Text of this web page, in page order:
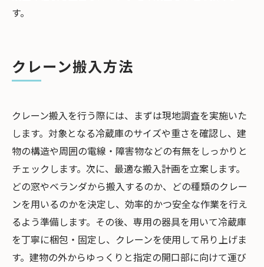
す。
クレーン搬入方法
クレーン搬入を行う際には、まずは現地調査を実施いた
します。対象となる冷蔵庫のサイズや重さを確認し、建
物の構造や周囲の電線・障害物などの有無をしっかりと
チェックします。次に、最適な搬入計画を立案します。
どの窓やベランダから搬入するのか、どの種類のクレー
ンを用いるのかを決定し、効率的かつ安全な作業を行え
るよう準備します。その後、専用の器具を用いて冷蔵庫
を丁寧に梱包・固定し、クレーンを使用して吊り上げま
す。建物の外からゆっくりと指定の開口部に向けて運び